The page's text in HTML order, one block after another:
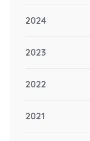
2024
2023
2022
2021